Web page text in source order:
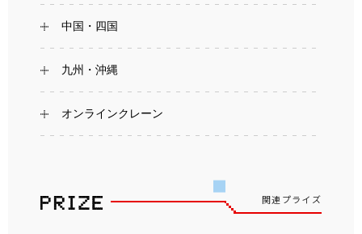
中国・四国
九州・沖縄
オンラインクレーン
関連プライズ